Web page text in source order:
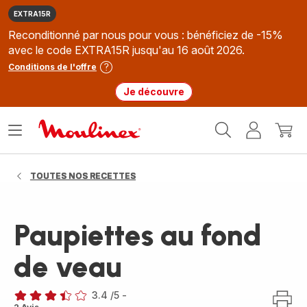
EXTRA15R
Reconditionné par nous pour vous : bénéficiez de -15%
avec le code EXTRA15R jusqu'au 16 août 2026.
Conditions de l'offre
Je découvre
MonMon
Ouvrir
TOUTES NOS RECETTES
Paupiettes au fond
de veau
3.4 /5 -